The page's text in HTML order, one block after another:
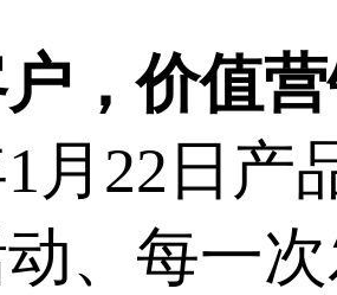
，价值
月22日产
、每一